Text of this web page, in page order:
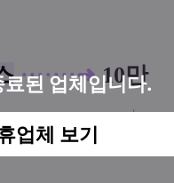
된 업체입니다.
업체 보기
·······➜ 10만